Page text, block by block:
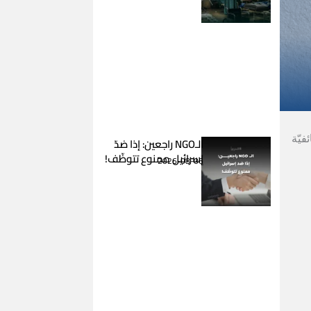
الـNGO راجعين: إذا ضدّ
إسرائيل ممنوع تتوظّف!
2026-08-06